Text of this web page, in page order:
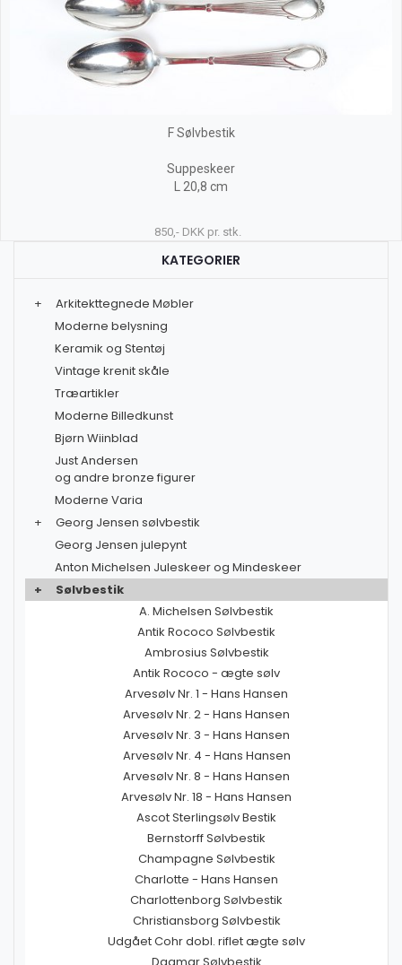
F Sølvbestik
Suppeskeer
L 20,8 cm
850,- DKK pr. stk.
KATEGORIER
+
Arkitekttegnede Møbler
Moderne belysning
Keramik og Stentøj
Vintage krenit skåle
Træartikler
Moderne Billedkunst
Bjørn Wiinblad
Just Andersen
og andre bronze figurer
Moderne Varia
+
Georg Jensen sølvbestik
Georg Jensen julepynt
Anton Michelsen Juleskeer og Mindeskeer
+
Sølvbestik
A. Michelsen Sølvbestik
Antik Rococo Sølvbestik
Ambrosius Sølvbestik
Antik Rococo - ægte sølv
Arvesølv Nr. 1 - Hans Hansen
Arvesølv Nr. 2 - Hans Hansen
Arvesølv Nr. 3 - Hans Hansen
Arvesølv Nr. 4 - Hans Hansen
Arvesølv Nr. 8 - Hans Hansen
Arvesølv Nr. 18 - Hans Hansen
Ascot Sterlingsølv Bestik
Bernstorff Sølvbestik
Champagne Sølvbestik
Charlotte - Hans Hansen
Charlottenborg Sølvbestik
Christiansborg Sølvbestik
Udgået Cohr dobl. riflet ægte sølv